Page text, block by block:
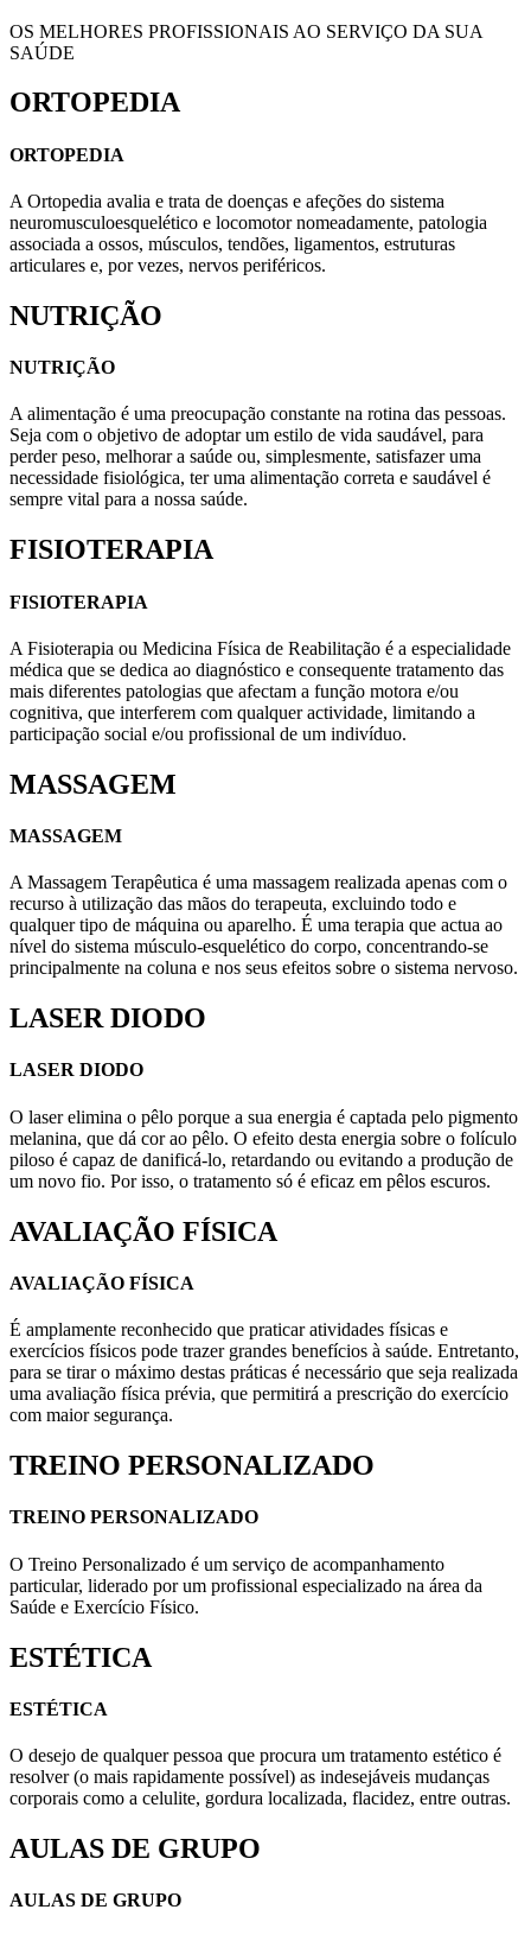
OS MELHORES PROFISSIONAIS AO SERVIÇO DA SUA
SAÚDE
ORTOPEDIA
ORTOPEDIA
A Ortopedia avalia e trata de doenças e afeções do sistema
neuromusculoesquelético e locomotor nomeadamente, patologia
associada a ossos, músculos, tendões, ligamentos, estruturas
articulares e, por vezes, nervos periféricos.
NUTRIÇÃO
NUTRIÇÃO
A alimentação é uma preocupação constante na rotina das pessoas.
Seja com o objetivo de adoptar um estilo de vida saudável, para
perder peso, melhorar a saúde ou, simplesmente, satisfazer uma
necessidade fisiológica, ter uma alimentação correta e saudável é
sempre vital para a nossa saúde.
FISIOTERAPIA
FISIOTERAPIA
A Fisioterapia ou Medicina Física de Reabilitação é a especialidade
médica que se dedica ao diagnóstico e consequente tratamento das
mais diferentes patologias que afectam a função motora e/ou
cognitiva, que interferem com qualquer actividade, limitando a
participação social e/ou profissional de um indivíduo.
MASSAGEM
MASSAGEM
A Massagem Terapêutica é uma massagem realizada apenas com o
recurso à utilização das mãos do terapeuta, excluindo todo e
qualquer tipo de máquina ou aparelho. É uma terapia que actua ao
nível do sistema músculo-esquelético do corpo, concentrando-se
principalmente na coluna e nos seus efeitos sobre o sistema nervoso.
LASER DIODO
LASER DIODO
O laser elimina o pêlo porque a sua energia é captada pelo pigmento
melanina, que dá cor ao pêlo. O efeito desta energia sobre o folículo
piloso é capaz de danificá-lo, retardando ou evitando a produção de
um novo fio. Por isso, o tratamento só é eficaz em pêlos escuros.
AVALIAÇÃO FÍSICA
AVALIAÇÃO FÍSICA
É amplamente reconhecido que praticar atividades físicas e
exercícios físicos pode trazer grandes benefícios à saúde. Entretanto,
para se tirar o máximo destas práticas é necessário que seja realizada
uma avaliação física prévia, que permitirá a prescrição do exercício
com maior segurança.
TREINO PERSONALIZADO
TREINO PERSONALIZADO
O Treino Personalizado é um serviço de acompanhamento
particular, liderado por um profissional especializado na área da
Saúde e Exercício Físico.
ESTÉTICA
ESTÉTICA
O desejo de qualquer pessoa que procura um tratamento estético é
resolver (o mais rapidamente possível) as indesejáveis mudanças
corporais como a celulite, gordura localizada, flacidez, entre outras.
AULAS DE GRUPO
AULAS DE GRUPO